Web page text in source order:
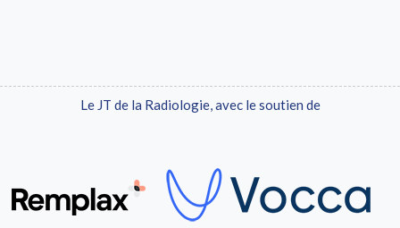
Le JT de la Radiologie, avec le soutien de